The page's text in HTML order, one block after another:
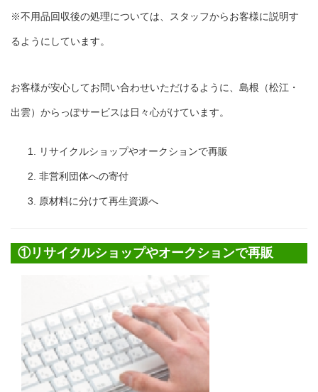
※不用品回収後の処理については、スタッフからお客様に説明す
るようにしています。
お客様が安心してお問い合わせいただけるように、島根（松江・
出雲）からっぽサービスは日々心がけています。
リサイクルショップやオークションで再販
非営利団体への寄付
原材料に分けて再生資源へ
①リサイクルショップやオークションで再販